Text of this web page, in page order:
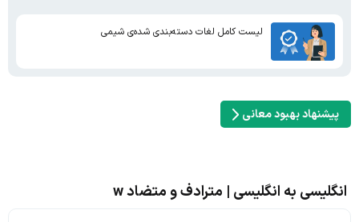
لیست کامل لغات دسته‌بندی شده‌ی شیمی
پیشنهاد بهبود معانی
انگلیسی به انگلیسی | مترادف و متضاد w